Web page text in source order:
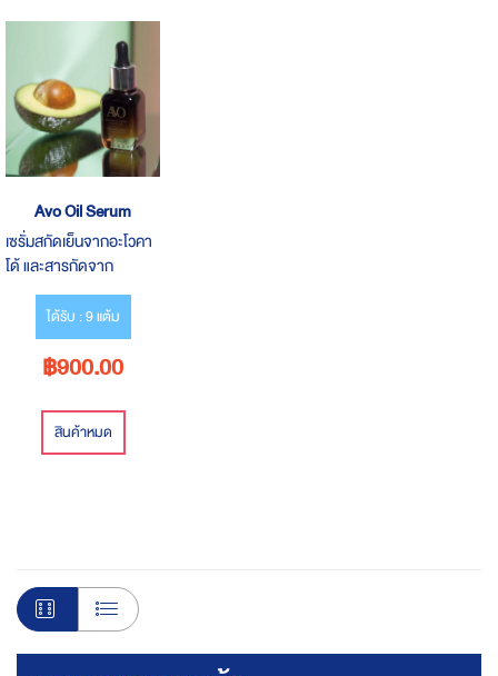
Avo Oil Serum
เซรั่มสกัดเย็นจากอะโวคา
โด้ และสารกัดจาก
ดอกไม้9ชนิด
ได้รับ : 9 แต้ม
฿900.00
สินค้าหมด